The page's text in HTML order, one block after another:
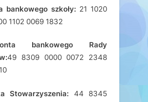
bankowego szkoły: 21 1020
1102 0069 1832
bankowego Rady
49 8309 0000 0072 2348
Stowarzyszenia: 44 8345